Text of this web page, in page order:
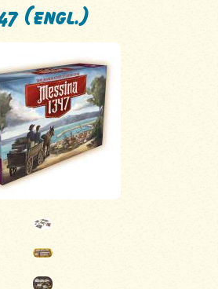
(engl.)